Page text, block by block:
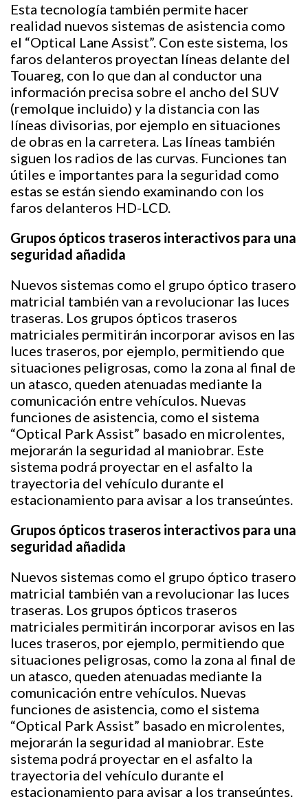
Esta tecnología también permite hacer
realidad nuevos sistemas de asistencia como
el “Optical Lane Assist”. Con este sistema, los
faros delanteros proyectan líneas delante del
Touareg, con lo que dan al conductor una
información precisa sobre el ancho del SUV
(remolque incluido) y la distancia con las
líneas divisorias, por ejemplo en situaciones
de obras en la carretera. Las líneas también
siguen los radios de las curvas. Funciones tan
útiles e importantes para la seguridad como
estas se están siendo examinando con los
faros delanteros HD-LCD.
Grupos ópticos traseros interactivos para una
seguridad añadida
Nuevos sistemas como el grupo óptico trasero
matricial también van a revolucionar las luces
traseras. Los grupos ópticos traseros
matriciales permitirán incorporar avisos en las
luces traseros, por ejemplo, permitiendo que
situaciones peligrosas, como la zona al final de
un atasco, queden atenuadas mediante la
comunicación entre vehículos. Nuevas
funciones de asistencia, como el sistema
“Optical Park Assist” basado en microlentes,
mejorarán la seguridad al maniobrar. Este
sistema podrá proyectar en el asfalto la
trayectoria del vehículo durante el
estacionamiento para avisar a los transeúntes.
Grupos ópticos traseros interactivos para una
seguridad añadida
Nuevos sistemas como el grupo óptico trasero
matricial también van a revolucionar las luces
traseras. Los grupos ópticos traseros
matriciales permitirán incorporar avisos en las
luces traseros, por ejemplo, permitiendo que
situaciones peligrosas, como la zona al final de
un atasco, queden atenuadas mediante la
comunicación entre vehículos. Nuevas
funciones de asistencia, como el sistema
“Optical Park Assist” basado en microlentes,
mejorarán la seguridad al maniobrar. Este
sistema podrá proyectar en el asfalto la
trayectoria del vehículo durante el
estacionamiento para avisar a los transeúntes.